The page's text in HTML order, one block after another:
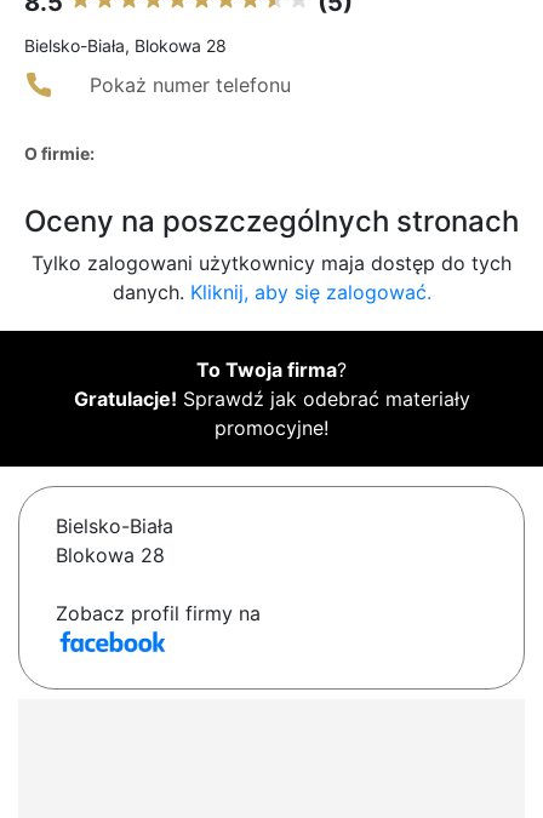
Bielsko-Biała, Blokowa 28
Pokaż numer telefonu
O firmie:
Oceny na poszczególnych stronach
Tylko zalogowani użytkownicy maja dostęp do tych
danych. Kliknij, aby się zalogować.
To Twoja firma?
Gratulacje! Sprawdź jak odebrać materiały
promocyjne!
Bielsko-Biała
Blokowa 28
Zobacz profil firmy na